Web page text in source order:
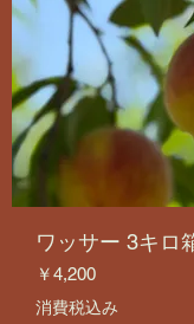
ワッサー 3キロ
価格
￥4,200
消費税込み